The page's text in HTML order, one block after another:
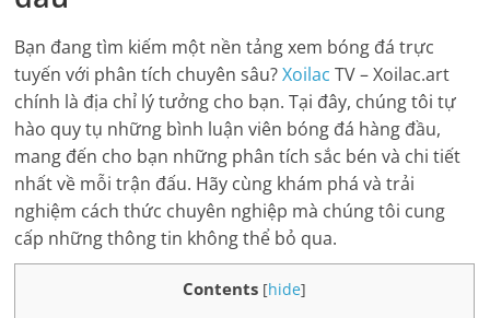
Bạn đang tìm kiếm một nền tảng xem bóng đá trực
tuyến với phân tích chuyên sâu?Xoilac TV – Xoilac.art
chính là địa chỉ lý tưởng cho bạn. Tại đây, chúng tôi tự
hào quy tụ những bình luận viên bóng đá hàng đầu,
mang đến cho bạn những phân tích sắc bén và chi tiết
nhất về mỗi trận đấu. Hãy cùng khám phá và trải
nghiệm cách thức chuyên nghiệp mà chúng tôi cung
cấp những thông tin không thể bỏ qua.
Contents [hide]